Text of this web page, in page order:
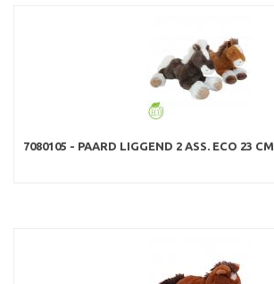
7080105 - PAARD LIGGEND 2 ASS. ECO 23 CM